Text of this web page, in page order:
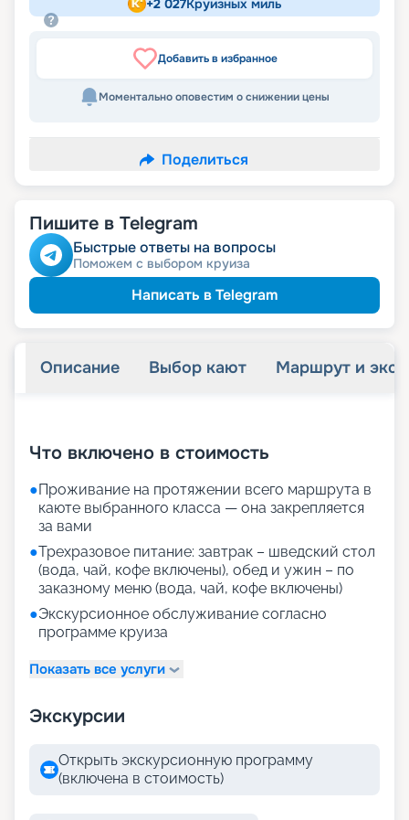
+2 027Круизных миль
Добавить в избранное
Моментально оповестим о снижении цены
Поделиться
Пишите в Telegram
Быстрые ответы на вопросы
Поможем с выбором круиза
Написать в Telegram
Описание Выбор кают Маршрут и
Что включено в стоимость
●Проживание на протяжении всего маршрута в
каюте выбранного класса — она закрепляется
за вами
●Трехразовое питание: завтрак – шведский стол
(вода, чай, кофе включены), обед и ужин – по
заказному меню (вода, чай, кофе включены)
●Экскурсионное обслуживание согласно
программе круиза
Показать все услуги
Экскурсии
Открыть экскурсионную программу
(включена в стоимость)